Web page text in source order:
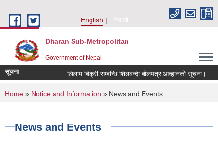
English
नेपाली
Dharan Sub-Metropolitan
Government of Nepal
सूचना लिलाम बिक्री सम्बन्धि शिलबन्दी बोलपत्र आव्हानको सूचना।
You are here
Home » Notice and Information » News and Events
News and Events